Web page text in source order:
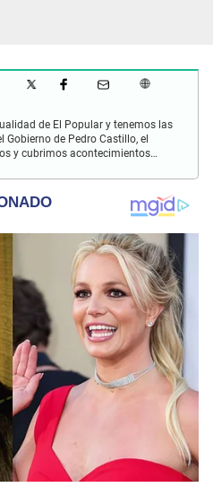
de El Popular y tenemos las
de Pedro Castillo, el
y cubrimos acontecimientos